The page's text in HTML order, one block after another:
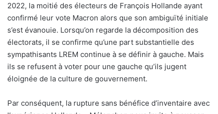
2022, la moitié des électeurs de François Hollande ayant
confirmé leur vote Macron alors que son ambiguïté initiale
s’est évanouie. Lorsqu’on regarde la décomposition des
électorats, il se confirme qu’une part substantielle des
sympathisants LREM continue à se définir à gauche. Mais
ils se refusent à voter pour une gauche qu’ils jugent
éloignée de la culture de gouvernement.
Par conséquent, la rupture sans bénéfice d’inventaire avec